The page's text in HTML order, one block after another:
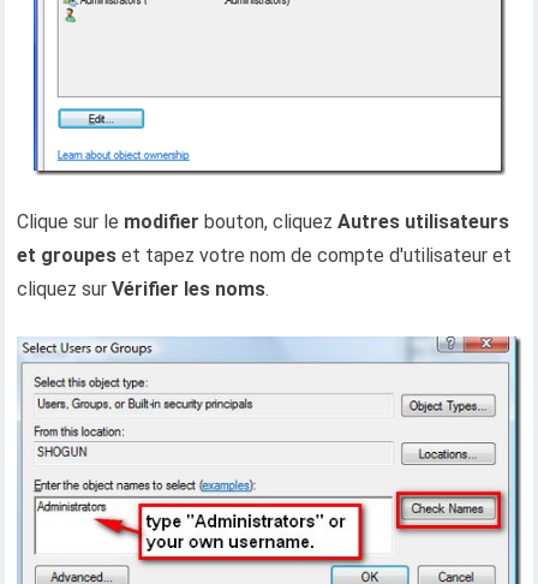
Clique sur le modifier bouton, cliquezAutres utilisateurs
et groupes et tapez votre nom de compte d'utilisateur et
cliquez surVérifier les noms.